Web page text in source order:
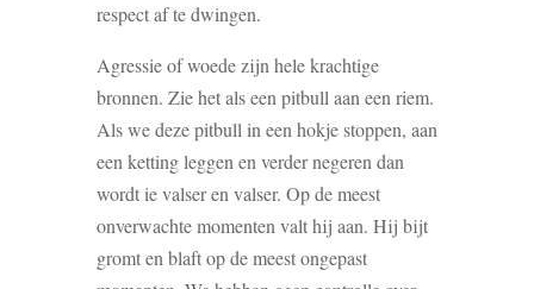
respect af te dwingen.
Agressie of woede zijn hele krachtige
bronnen. Zie het als een pitbull aan een riem.
Als we deze pitbull in een hokje stoppen, aan
een ketting leggen en verder negeren dan
wordt ie valser en valser. Op de meest
onverwachte momenten valt hij aan. Hij bijt
gromt en blaft op de meest ongepast